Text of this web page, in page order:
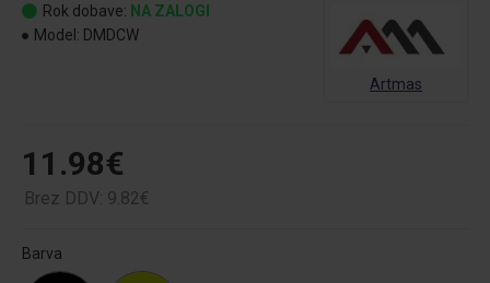
11.98€
Brez DDV: 9.82€
Rok dobave: NA ZALOGI
Model: DMDCW
Artmas
Barva